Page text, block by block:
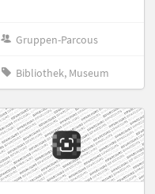
Gruppen-Parcous
Bibliothek, Museum